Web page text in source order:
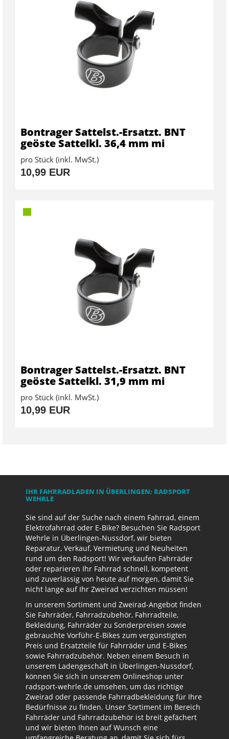
Bontrager Sattelst.-Ersatzt. BNT
geöste Sattelkl. 36,4 mm mi
pro Stück (inkl. MwSt.)
10,99 EUR
Bontrager Sattelst.-Ersatzt. BNT
geöste Sattelkl. 31,9 mm mi
pro Stück (inkl. MwSt.)
10,99 EUR
IHR FAHRRADLADEN IN ÜBERLINGEN: RADSPORT
WEHRLE
Sie sind auf der Suche nach einem Fahrrad, einem
Elektrofahrrad oder E-Bike? Besuchen Sie Radsport
Wehrle in Überlingen-Nussdorf, wir bieten
Reparatur, Verkauf, Vermietung und Neuheiten
rund um den Radsport! Wir verkaufen Fahrräder
oder reparieren Ihr Fahrrad schnell, kompetent
und zuverlässig von heute auf morgen, damit Sie
nicht lange auf Ihr Zweirad verzichten müssen!
In unserem Sortiment und Zweirad-Angebot finden
Sie Fahrräder, Fahrradzubehör, Fahrradteile,
Bekleidung, Fahrräder zu Sonderpreisen sowie
gebrauchte Vorführ-E-Bikes zum vergünstigten
Preis und Ersatzteile für Fahrräder und E-Bikes
sowie Fahrradzubehör. Neben einem Besuch in
unserem Ladengeschäft in Überlingen-Nussdorf,
können Sie sich in unserem Onlineshop unter
radsport-wehrle.de umsehen, um das richtige
Zweirad oder passende Fahrradbekleidung für Ihre
Bedürfnisse zu finden. Unser Sortiment im Bereich
Fahrräder und Fahrradzubehör ist breit gefächert
und wir bieten Ihnen auf Wunsch eine